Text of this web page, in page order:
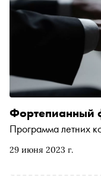
29 июня 2023 г.
Фортепианный
Программа летних